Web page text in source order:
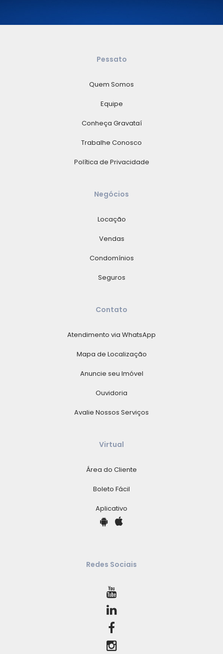
Pessato
Quem Somos
Equipe
Conheça Gravataí
Trabalhe Conosco
Política de Privacidade
Negócios
Locação
Vendas
Condomínios
Seguros
Contato
Atendimento via WhatsApp
Mapa de Localização
Anuncie seu Imóvel
Ouvidoria
Avalie Nossos Serviços
Virtual
Área do Cliente
Boleto Fácil
Aplicativo
Redes Sociais